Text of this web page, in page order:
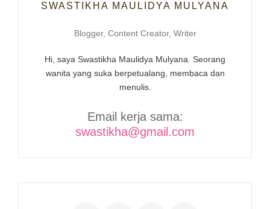
SWASTIKHA MAULIDYA MULYANA
Blogger, Content Creator, Writer
Hi, saya Swastikha Maulidya Mulyana. Seorang
wanita yang suka berpetualang, membaca dan
menulis.
Email kerja sama:
swastikha@gmail.com